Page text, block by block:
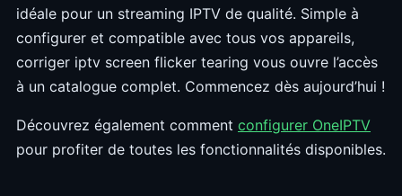
idéale pour un streaming IPTV de qualité. Simple à
configurer et compatible avec tous vos appareils,
corriger iptv screen flicker tearing vous ouvre l’accès
à un catalogue complet. Commencez dès aujourd’hui !
Découvrez également comment configurer OneIPTV
pour profiter de toutes les fonctionnalités disponibles.